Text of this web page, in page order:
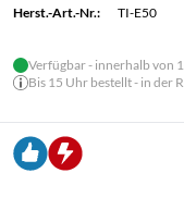
Herst.-Art.-Nr.:
TI-E50
Verfügbar - innerhalb von
Bis 15 Uhr bestellt - in der